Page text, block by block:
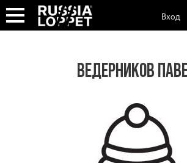
Вход
ВЕДЕРНИКОВ